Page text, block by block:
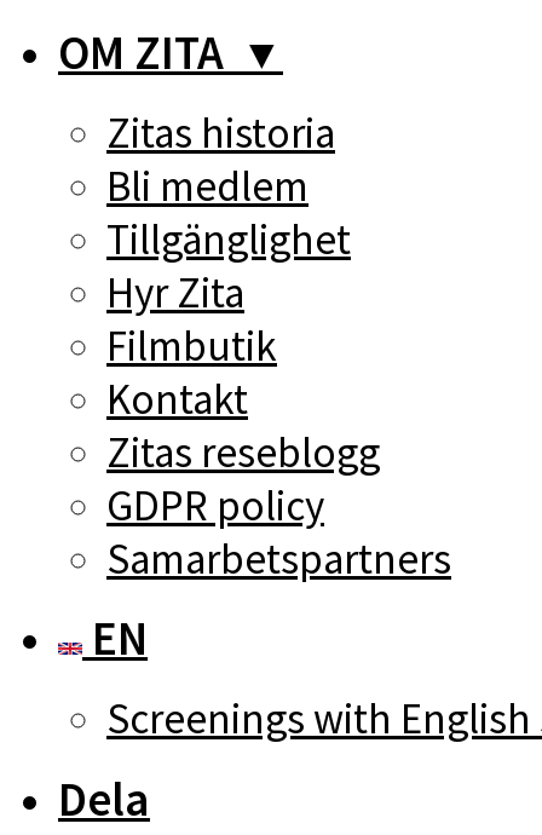
OM ZITA ▼
Zitas historia
Bli medlem
Tillgänglighet
Hyr Zita
Filmbutik
Kontakt
Zitas reseblogg
GDPR policy
Samarbetspartners
EN
Screenings with
Dela